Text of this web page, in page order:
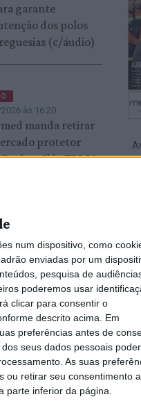
num dispositivo, como
enviadas por um
pesquisa de
poderemos usar
clicar para consentir o
descrito acima. Em
preferências antes de
seus dados pessoais
As suas
ou retirar seu consentimento a
parte inferior da página.
garante
dos polos
(c/áudio)
às 16:20
manda retirar
protetor
Skin FPS 50
às 10:42
entre os primeiros
europeus a
tecnologia não
para tratamento
lombar crónica
às 07:58
com 331 camas